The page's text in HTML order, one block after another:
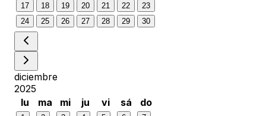
17
18 19 20 21 22
23
24
25 26 27 28 29 30
diciembre
2025
lu
ma mi ju vi sá do